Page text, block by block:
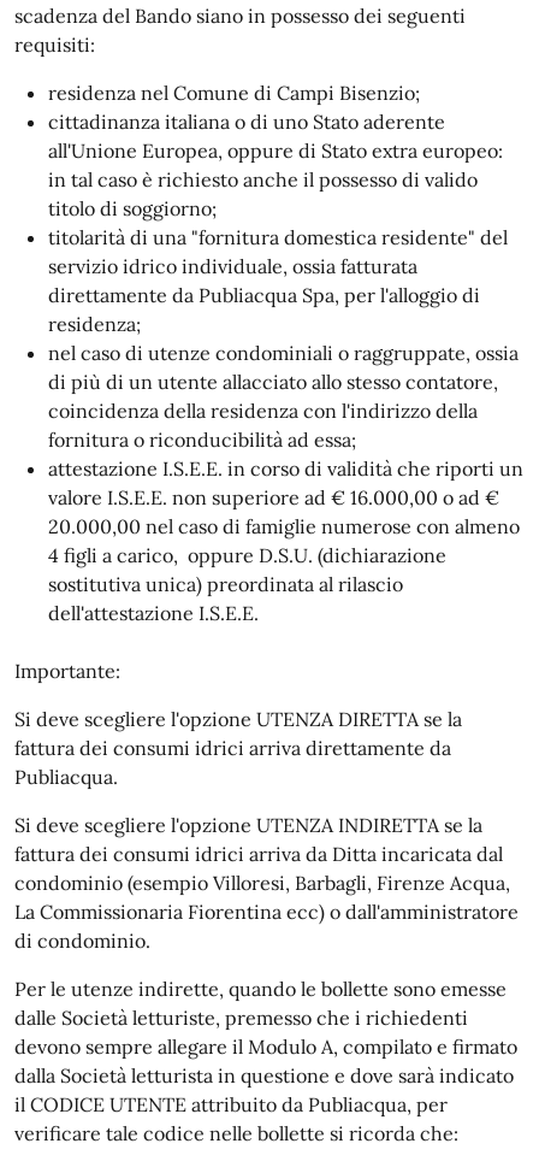
scadenza del Bando siano in possesso dei seguenti
requisiti:
residenza nel Comune di Campi Bisenzio;
cittadinanza italiana o di uno Stato aderente
all'Unione Europea, oppure di Stato extra europeo:
in tal caso è richiesto anche il possesso di valido
titolo di soggiorno;
titolarità di una "fornitura domestica residente" del
servizio idrico individuale, ossia fatturata
direttamente da Publiacqua Spa, per l'alloggio di
residenza;
nel caso di utenze condominiali o raggruppate, ossia
di più di un utente allacciato allo stesso contatore,
coincidenza della residenza con l'indirizzo della
fornitura o riconducibilità ad essa;
attestazione I.S.E.E. in corso di validità che riporti un
valore I.S.E.E. non superiore ad € 16.000,00 o ad €
20.000,00 nel caso di famiglie numerose con almeno
4 figli a carico, oppure D.S.U. (dichiarazione
sostitutiva unica) preordinata al rilascio
dell'attestazione I.S.E.E.
Importante:
Si deve scegliere l'opzione UTENZA DIRETTA se la
fattura dei consumi idrici arriva direttamente da
Publiacqua.
Si deve scegliere l'opzione UTENZA INDIRETTA se la
fattura dei consumi idrici arriva da Ditta incaricata dal
condominio (esempio Villoresi, Barbagli, Firenze Acqua,
La Commissionaria Fiorentina ecc) o dall'amministratore
di condominio.
Per le utenze indirette, quando le bollette sono emesse
dalle Società letturiste, premesso che i richiedenti
devono sempre allegare il Modulo A, compilato e firmato
dalla Società letturista in questione e dove sarà indicato
il CODICE UTENTE attribuito da Publiacqua, per
verificare tale codice nelle bollette si ricorda che: